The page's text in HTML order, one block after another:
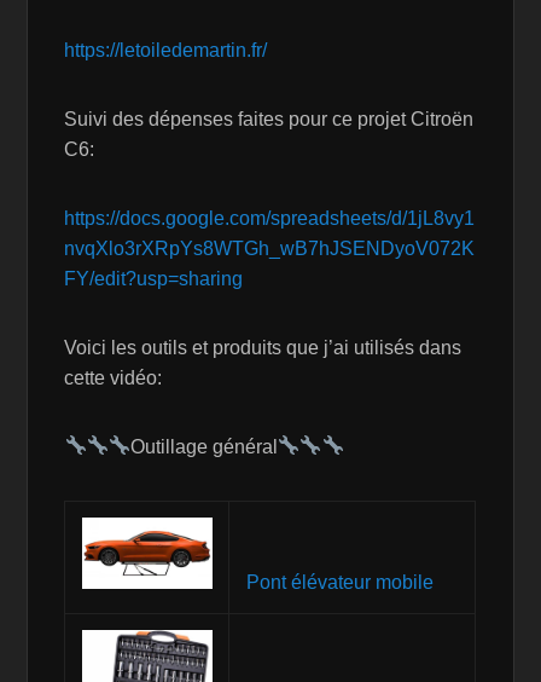
https://letoiledemartin.fr/
Suivi des dépenses faites pour ce projet Citroën
C6:
https://docs.google.com/spreadsheets/d/1jL8vy1
nvqXlo3rXRpYs8WTGh_wB7hJSENDyoV072K
FY/edit?usp=sharing
Voici les outils et produits que j’ai utilisés dans
cette vidéo:
Outillage général
Pont élévateur mobile